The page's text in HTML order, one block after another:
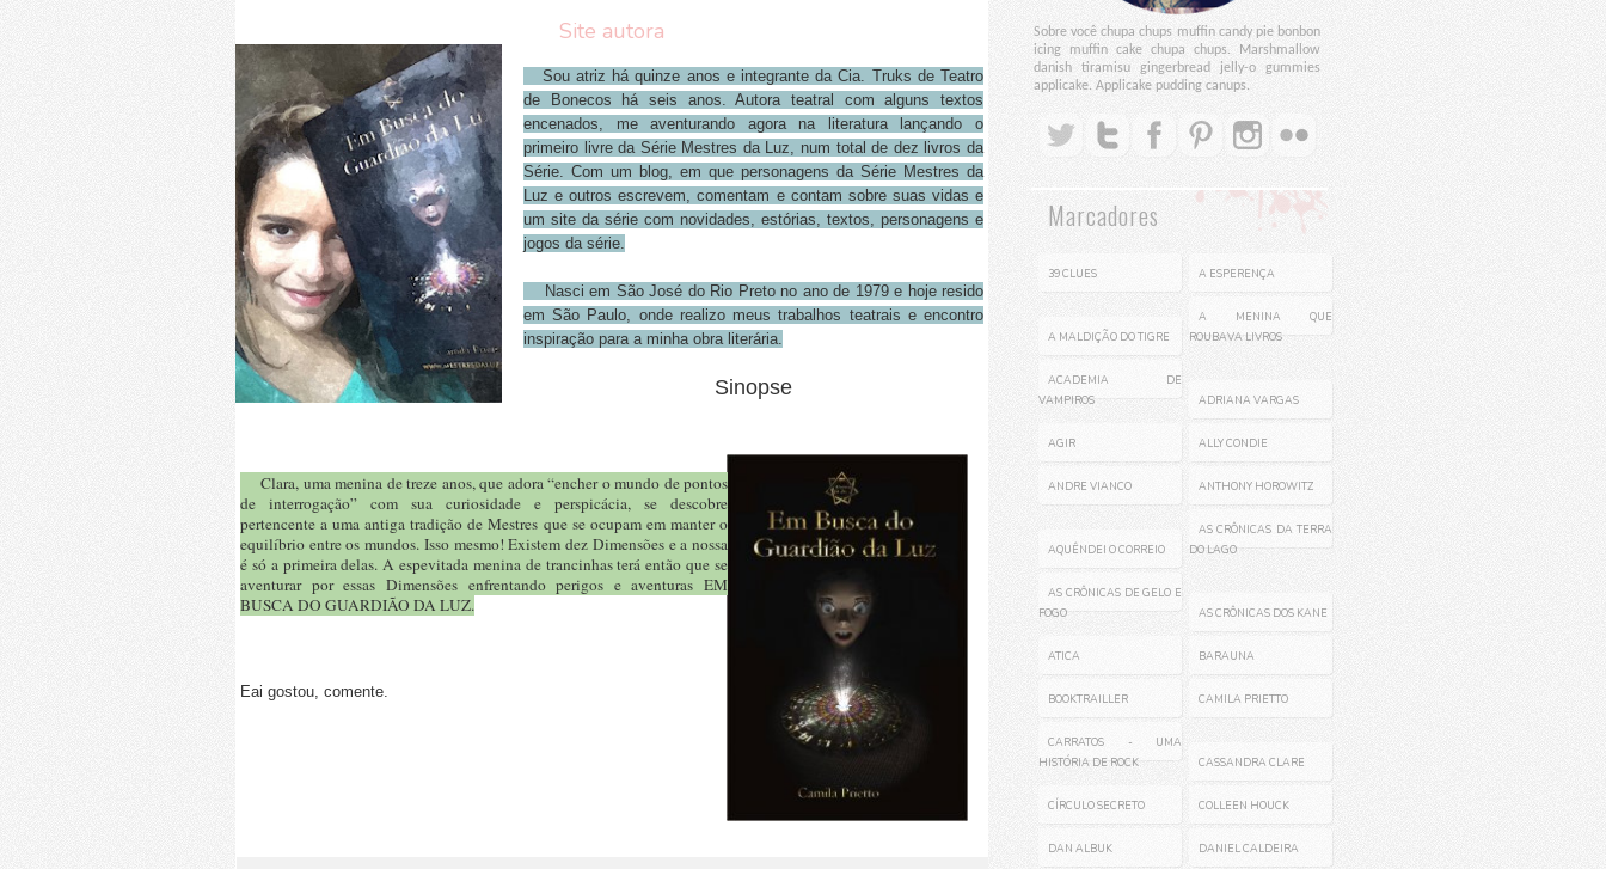
Site autora
Sou atriz há quinze anos e integrante da Cia. Truks de Teatro
de Bonecos há seis anos. Autora teatral com alguns textos
encenados, me aventurando agora na literatura lançando o
primeiro livre da Série Mestres da Luz, num total de dez livros da
Série. Com um blog, em que personagens da Série Mestres da
Luz e outros escrevem, comentam e contam sobre suas vidas e
um site da série com novidades, estórias, textos, personagens e
jogos da série.
Nasci em São José do Rio Preto no ano de 1979 e hoje resido
em São Paulo, onde realizo meus trabalhos teatrais e encontro
inspiração para a minha obra literária.
Sinopse
Clara, uma menina de treze anos, que adora “encher o mundo de pontos
de interrogação” com sua curiosidade e perspicácia, se descobre
pertencente a uma antiga tradição de Mestres que se ocupam em manter o
equilíbrio entre os mundos. Isso mesmo! Existem dez Dimensões e a nossa
é só a primeira delas. A espevitada menina de trancinhas terá então que se
aventurar por essas Dimensões enfrentando perigos e aventuras EM
BUSCA DO GUARDIÃO DA LUZ.
Eai gostou, comente.
Sobre você chupa chups muffin candy pie bonbon
icing muffin cake chupa chups. Marshmallow
danish tiramisu gingerbread jelly-o gummies
applicake. Applicake pudding canups.
Marcadores
39 CLUES A ESPERENÇA
A MALDIÇÃO DO TIGRE
A MENINA QUE
ROUBAVA LIVROS
ACADEMIA DE
VAMPIROS
ADRIANA VARGAS
AGIR ALLY CONDIE
ANDRE VIANCO ANTHONY HOROWITZ
AQUÊNDEI O CORREIO
AS CRÔNICAS DA TERRA
DO LAGO
AS CRÔNICAS DE GELO E
FOGO
AS CRÔNICAS DOS KANE
ATICA BARAUNA
BOOKTRAILLER CAMILA PRIETTO
CARRATOS - UMA
HISTÓRIA DE ROCK
CASSANDRA CLARE
CÍRCULO SECRETO COLLEEN HOUCK
DAN ALBUK DANIEL CALDEIRA